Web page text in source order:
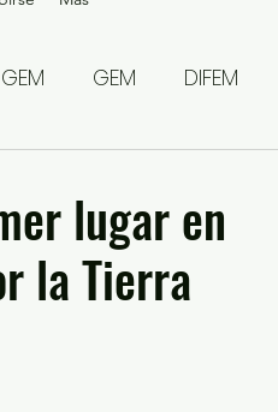
GEM GEM DIFEM
lugar en
la Tierra